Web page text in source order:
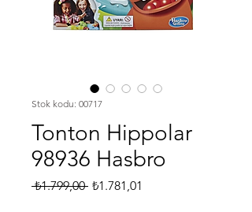
Stok kodu: 00717
Tonton Hippolar
98936 Hasbro
₺1.799,00 Normal
₺1.781,01